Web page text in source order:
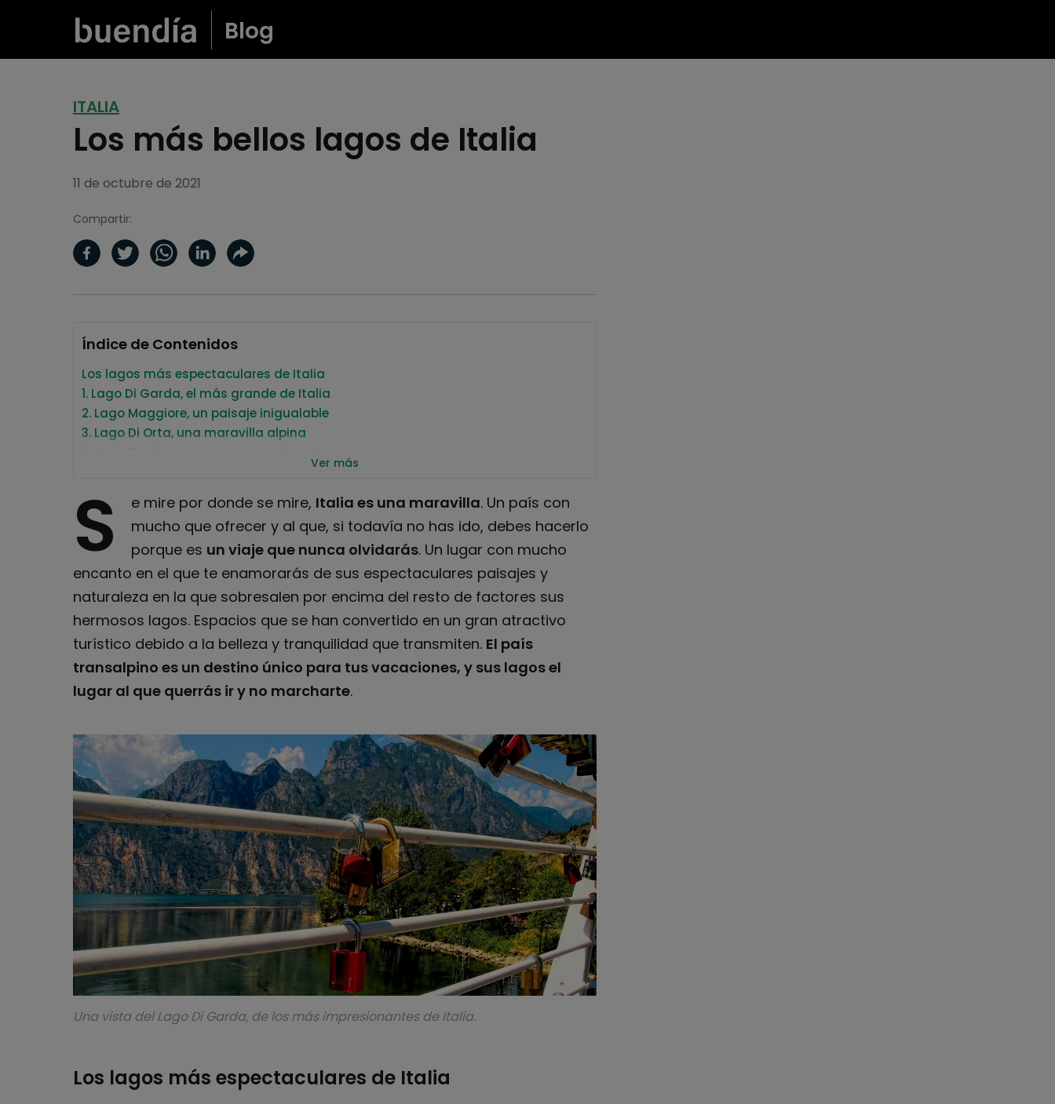
Blog
ITALIA
Los más bellos lagos de Italia
11 de octubre de 2021
Compartir:
Índice de Contenidos
Los lagos más espectaculares de Italia
1. Lago Di Garda, el más grande de Italia
2. Lago Maggiore, un paisaje inigualable
3. Lago Di Orta, una maravilla alpina
7. Lago Iseo, un tesoro medieval
8. Lago Di Bolsena, un encanto norteño
9. La ciudad hundida en el Lago Di Resia
10. Disfruta de una escapada en Lago Di Bracciano
11. Disfruta de la naturaleza en el Lago Levico
Ver más
S e mire por donde se mire, Italia es una maravilla. Un país con
mucho que ofrecer y al que, si todavía no has ido, debes hacerlo
porque es un viaje que nunca olvidarás. Un lugar con mucho
encanto en el que te enamorarás de sus espectaculares paisajes y
naturaleza en la que sobresalen por encima del resto de factores sus
hermosos lagos. Espacios que se han convertido en un gran atractivo
turístico debido a la belleza y tranquilidad que transmiten. El país
transalpino es un destino único para tus vacaciones, y sus lagos el
lugar al que querrás ir y no marcharte.
Una vista del Lago Di Garda, de los más impresionantes de Italia.
Los lagos más espectaculares de Italia